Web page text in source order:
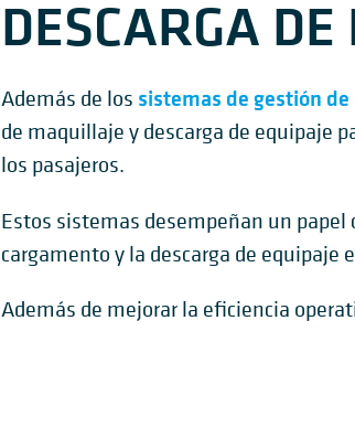
DESCARGA DE
Además de los sistemas de gestión
de maquillaje y descarga de equipaje
los pasajeros.
Estos sistemas desempeñan un papel
cargamento y la descarga de equipaje
Además de mejorar la eficiencia